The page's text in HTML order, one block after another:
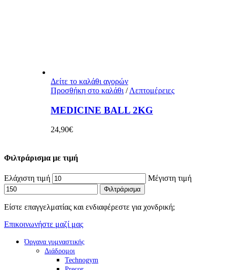
Δείτε το καλάθι αγορών
Προσθήκη στο καλάθι / Λεπτομέρειες
MEDICINE BALL 2KG
24,90€
Φιλτράρισμα με τιμή
Ελάχιστη τιμή Μέγιστη τιμή
Φιλτράρισμα
Είστε επαγγελματίας και ενδιαφέρεστε για χονδρική;
Επικοινωνήστε μαζί μας
Όργανα γυμναστικής
Διάδρομοι
Technogym